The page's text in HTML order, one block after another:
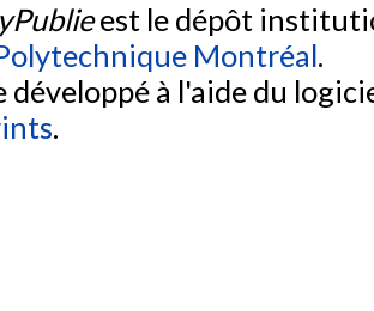
est le dépôt
Montréal.
développé à l'aide du
.